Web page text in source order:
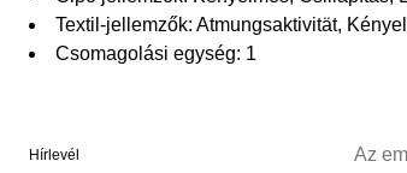
Textil-jellemzők: Atmungsaktivität,
Csomagolási egység: 1
Hírlevél